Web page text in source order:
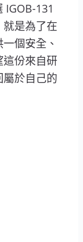
IGOB-131
是為了在
個安全、
這份來自研
於自己的